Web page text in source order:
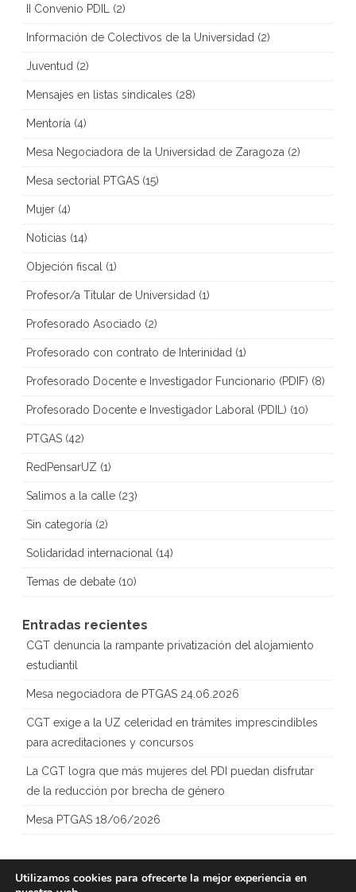
II Convenio PDIL (2)
Información de Colectivos de la Universidad (2)
Juventud (2)
Mensajes en listas sindicales (28)
Mentoría (4)
Mesa Negociadora de la Universidad de Zaragoza (2)
Mesa sectorial PTGAS (15)
Mujer (4)
Noticias (14)
Objeción fiscal (1)
Profesor/a Titular de Universidad (1)
Profesorado Asociado (2)
Profesorado con contrato de Interinidad (1)
Profesorado Docente e Investigador Funcionario (PDIF) (8)
Profesorado Docente e Investigador Laboral (PDIL) (10)
PTGAS (42)
RedPensarUZ (1)
Salimos a la calle (23)
Sin categoría (2)
Solidaridad internacional (14)
Temas de debate (10)
Entradas recientes
CGT denuncia la rampante privatización del alojamiento
estudiantil
Mesa negociadora de PTGAS 24.06.2026
CGT exige a la UZ celeridad en trámites imprescindibles
para acreditaciones y concursos
La CGT logra que más mujeres del PDI puedan disfrutar
de la reducción por brecha de género
Mesa PTGAS 18/06/2026
Utilizamos cookies para ofrecerte la mejor experiencia en